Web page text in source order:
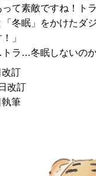
って素敵ですね！ト
冬眠」をかけたダ
」
ラ…冬眠しないの
訂
改訂
筆